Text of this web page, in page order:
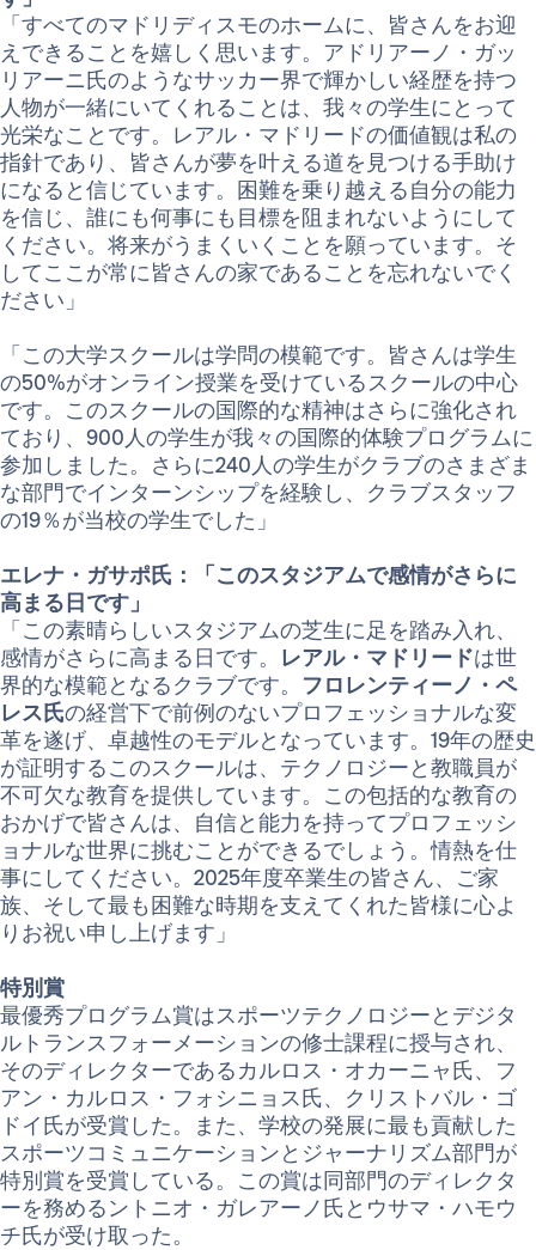
「すべてのマドリディスモのホームに、皆さんをお迎
えできることを嬉しく思います。アドリアーノ・ガッ
リアーニ氏のようなサッカー界で輝かしい経歴を持つ
人物が一緒にいてくれることは、我々の学生にとって
光栄なことです。レアル・マドリードの価値観は私の
指針であり、皆さんが夢を叶える道を見つける手助け
になると信じています。困難を乗り越える自分の能力
を信じ、誰にも何事にも目標を阻まれないようにして
ください。将来がうまくいくことを願っています。そ
してここが常に皆さんの家であることを忘れないでく
ださい」
「この大学スクールは学問の模範です。皆さんは学生
の50%がオンライン授業を受けているスクールの中心
です。このスクールの国際的な精神はさらに強化され
ており、900人の学生が我々の国際的体験プログラムに
参加しました。さらに240人の学生がクラブのさまざま
な部門でインターンシップを経験し、クラブスタッフ
の19％が当校の学生でした」
エレナ・ガサポ氏：「このスタジアムで感情がさらに
高まる日です」
「この素晴らしいスタジアムの芝生に足を踏み入れ、
感情がさらに高まる日です。 レアル・マドリードは世
界的な模範となるクラブです。 フロレンティーノ・ペ
レス氏の経営下で前例のないプロフェッショナルな変
革を遂げ、卓越性のモデルとなっています。19年の歴史
が証明するこのスクールは、テクノロジーと教職員が
不可欠な教育を提供しています。この包括的な教育の
おかげで皆さんは、自信と能力を持ってプロフェッシ
ョナルな世界に挑むことができるでしょう。情熱を仕
事にしてください。2025年度卒業生の皆さん、ご家
族、そして最も困難な時期を支えてくれた皆様に心よ
りお祝い申し上げます」
特別賞
最優秀プログラム賞はスポーツテクノロジーとデジタ
ルトランスフォーメーションの修士課程に授与され、
そのディレクターであるカルロス・オカーニャ氏、フ
アン・カルロス・フォシニョス氏、クリストバル・ゴ
ドイ氏が受賞した。また、学校の発展に最も貢献した
スポーツコミュニケーションとジャーナリズム部門が
特別賞を受賞している。この賞は同部門のディレクタ
ーを務めるントニオ・ガレアーノ氏とウサマ・ハモウ
チ氏が受け取った。